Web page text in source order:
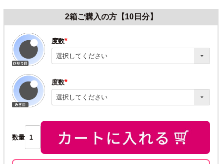
2箱ご購入の方【10日分】
度数
(必
須)
度数
(必
須)
数量